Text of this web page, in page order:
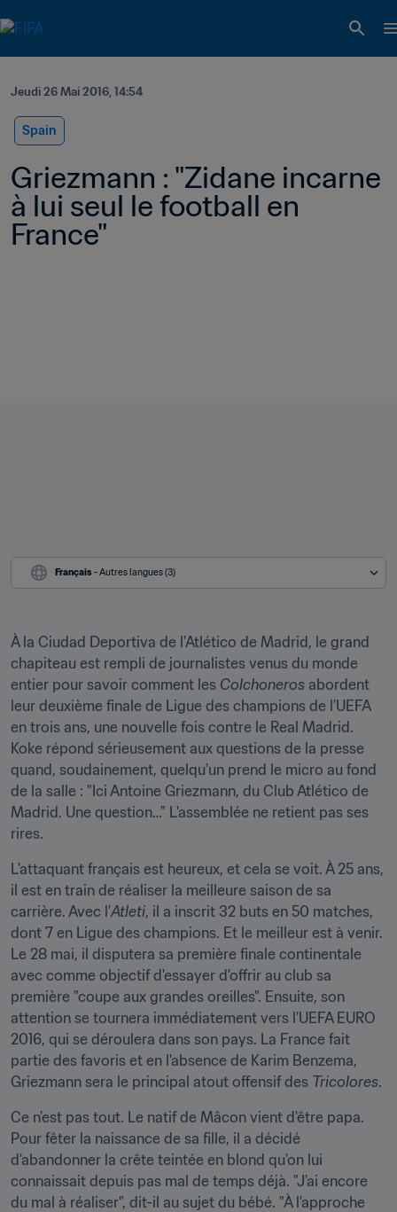
Jeudi 26 Mai 2016, 14:54
Spain
Griezmann : "Zidane incarne
à lui seul le football en
France"
Français - Autres langues (3)
À la Ciudad Deportiva de l'Atlético de Madrid, le grand
chapiteau est rempli de journalistes venus du monde
entier pour savoir comment les Colchoneros abordent
leur deuxième finale de Ligue des champions de l'UEFA
en trois ans, une nouvelle fois contre le Real Madrid.
Koke répond sérieusement aux questions de la presse
quand, soudainement, quelqu'un prend le micro au fond
de la salle : "Ici Antoine Griezmann, du Club Atlético de
Madrid. Une question…" L'assemblée ne retient pas ses
rires.
L'attaquant français est heureux, et cela se voit. À 25 ans,
il est en train de réaliser la meilleure saison de sa
carrière. Avec l'Atleti, il a inscrit 32 buts en 50 matches,
dont 7 en Ligue des champions. Et le meilleur est à venir.
Le 28 mai, il disputera sa première finale continentale
avec comme objectif d'essayer d'offrir au club sa
première "coupe aux grandes oreilles". Ensuite, son
attention se tournera immédiatement vers l'UEFA EURO
2016, qui se déroulera dans son pays. La France fait
partie des favoris et en l'absence de Karim Benzema,
Griezmann sera le principal atout offensif des Tricolores.
Ce n'est pas tout. Le natif de Mâcon vient d'être papa.
Pour fêter la naissance de sa fille, il a décidé
d'abandonner la crête teintée en blond qu'on lui
connaissait depuis pas mal de temps déjà. "J'ai encore
du mal à réaliser", dit-il au sujet du bébé. "À l'approche